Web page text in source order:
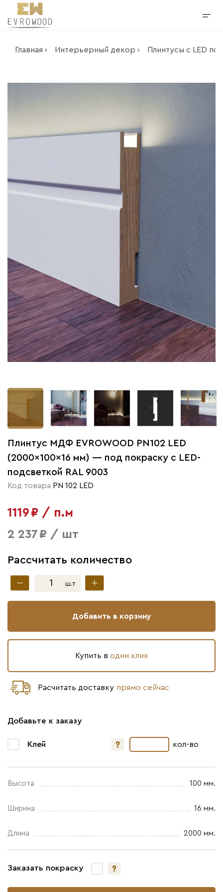
Главная › Интерьерный декор › Плинтусы с LED
Высота 100 мм.
Ширина 16 мм.
Длина 2000 мм.
Заказать покраску
Плинтус МДФ EVROWOOD PN102 LED
(2000×100×16 мм) — под покраску с LED-
подсветкой RAL 9003
Код товара PN 102 LED
1119 ₽ / п.м
2 237 ₽ / шт
Рассчитать количество
ш.т
Добавить в корзину
Купить в один клик
Расчитать доставку прямо сейчас
Добавьте к заказу
Клей кол-во